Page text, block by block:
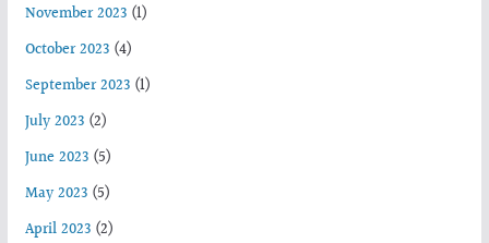
November 2023(1)
October 2023(4)
September 2023(1)
July 2023(2)
June 2023(5)
May 2023(5)
April 2023(2)